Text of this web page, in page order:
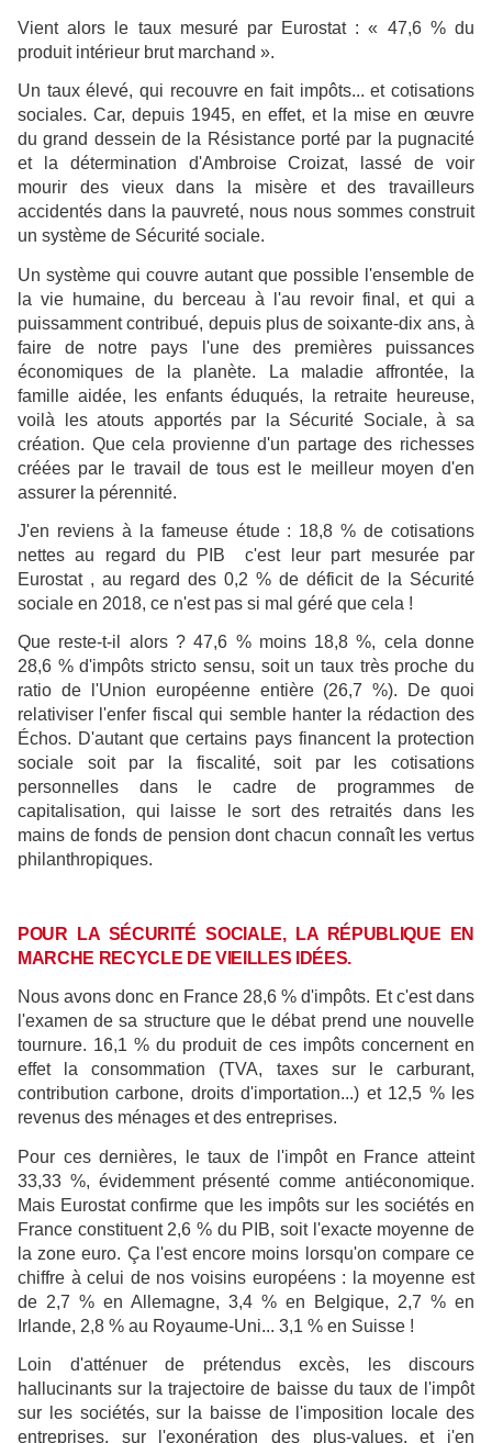
Vient alors le taux mesuré par Eurostat : « 47,6 % du
produit intérieur brut marchand ».
Un taux élevé, qui recouvre en fait impôts... et cotisations
sociales. Car, depuis 1945, en effet, et la mise en œuvre
du grand dessein de la Résistance porté par la pugnacité
et la détermination d'Ambroise Croizat, lassé de voir
mourir des vieux dans la misère et des travailleurs
accidentés dans la pauvreté, nous nous sommes construit
un système de Sécurité sociale.
Un système qui couvre autant que possible l'ensemble de
la vie humaine, du berceau à l'au revoir final, et qui a
puissamment contribué, depuis plus de soixante-dix ans, à
faire de notre pays l'une des premières puissances
économiques de la planète. La maladie affrontée, la
famille aidée, les enfants éduqués, la retraite heureuse,
voilà les atouts apportés par la Sécurité Sociale, à sa
création. Que cela provienne d'un partage des richesses
créées par le travail de tous est le meilleur moyen d'en
assurer la pérennité.
J'en reviens à la fameuse étude : 18,8 % de cotisations
nettes au regard du PIB ­ c'est leur part mesurée par
Eurostat ­, au regard des 0,2 % de déficit de la Sécurité
sociale en 2018, ce n'est pas si mal géré que cela !
Que reste-t-il alors ? 47,6 % moins 18,8 %, cela donne
28,6 % d'impôts stricto sensu, soit un taux très proche du
ratio de l'Union européenne entière (26,7 %). De quoi
relativiser l'enfer fiscal qui semble hanter la rédaction des
Échos. D'autant que certains pays financent la protection
sociale soit par la fiscalité, soit par les cotisations
personnelles dans le cadre de programmes de
capitalisation, qui laisse le sort des retraités dans les
mains de fonds de pension dont chacun connaît les vertus
philanthropiques.
POUR LA SÉCURITÉ SOCIALE, LA RÉPUBLIQUE EN
MARCHE RECYCLE DE VIEILLES IDÉES.
Nous avons donc en France 28,6 % d'impôts. Et c'est dans
l'examen de sa structure que le débat prend une nouvelle
tournure. 16,1 % du produit de ces impôts concernent en
effet la consommation (TVA, taxes sur le carburant,
contribution carbone, droits d'importation...) et 12,5 % les
revenus des ménages et des entreprises.
Pour ces dernières, le taux de l'impôt en France atteint
33,33 %, évidemment présenté comme antiéconomique.
Mais Eurostat confirme que les impôts sur les sociétés en
France constituent 2,6 % du PIB, soit l'exacte moyenne de
la zone euro. Ça l'est encore moins lorsqu'on compare ce
chiffre à celui de nos voisins européens : la moyenne est
de 2,7 % en Allemagne, 3,4 % en Belgique, 2,7 % en
Irlande, 2,8 % au Royaume-Uni... 3,1 % en Suisse !
Loin d'atténuer de prétendus excès, les discours
hallucinants sur la trajectoire de baisse du taux de l'impôt
sur les sociétés, sur la baisse de l'imposition locale des
entreprises, sur l'exonération des plus-values, et j'en